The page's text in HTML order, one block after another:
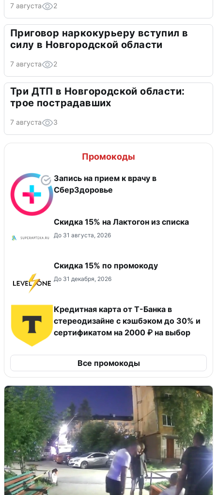
7 августа 2
Приговор наркокурьеру вступил в
силу в Новгородской области
7 августа 2
Три ДТП в Новгородской области:
трое пострадавших
7 августа 3
Промокоды
Запись на прием к врачу в
СберЗдоровье
Скидка 15% на Лактогон из списка
До 31 августа, 2026
Скидка 15% по промокоду
До 31 декабря, 2026
Кредитная карта от Т-Банка в
стереодизайне с кэшбэком до 30% и
сертификатом на 2000 ₽ на выбор
Все промокоды